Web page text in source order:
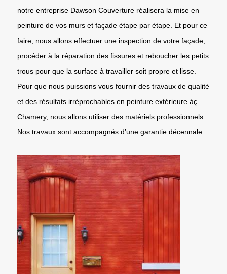
notre entreprise Dawson Couverture réalisera la mise en
peinture de vos murs et façade étape par étape. Et pour ce
faire, nous allons effectuer une inspection de votre façade,
procéder à la réparation des fissures et reboucher les petits
trous pour que la surface à travailler soit propre et lisse.
Pour que nous puissions vous fournir des travaux de qualité
et des résultats irréprochables en peinture extérieure àç
Chamery, nous allons utiliser des matériels professionnels.
Nos travaux sont accompagnés d’une garantie décennale.